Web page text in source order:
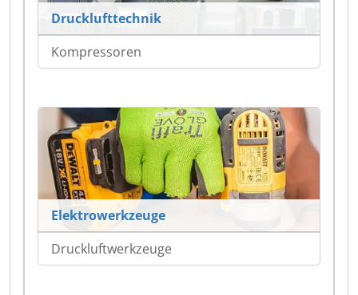
Drucklufttechnik
Kompressoren
Elektrowerkzeuge
Druckluftwerkzeuge